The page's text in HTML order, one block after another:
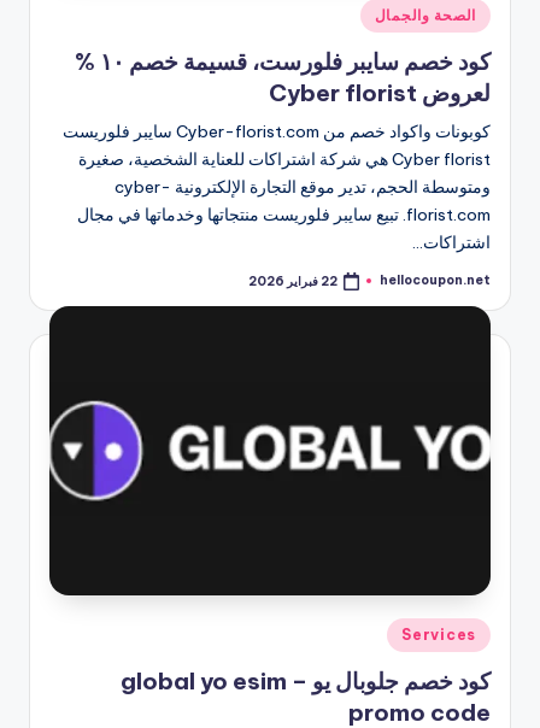
نُشر
في
الصحة والجمال
كود خصم سايبر فلورست، قسيمة خصم ١٠ %
لعروض Cyber florist
كوبونات واكواد خصم من Cyber-florist.com سايبر فلوريست
Cyber florist هي شركة اشتراكات للعناية الشخصية، صغيرة
ومتوسطة الحجم، تدير موقع التجارة الإلكترونية cyber-
florist.com. تبيع سايبر فلوريست منتجاتها وخدماتها في مجال
اشتراكات…
تمّ
بواسطة
hellocoupon.net 22 فبراير 2026
نُشر
في
Services
كود خصم جلوبال يو – global yo esim
promo code